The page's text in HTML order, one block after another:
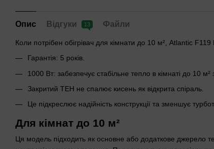
Опис Відгуки 13 Файли
Коли потрібен обігрівач для кімнати до 10 м², Atlantic
Гарантія: 5 років.
1000 Вт: забезпечує стабільне тепло в кімнаті до 10
Закритий ТЕН не спалює кисень як відкрита спіраль.
Це підкреслює надійність конструкції та зменшує
Для кімнат до 10 м²
Ця модель підходить як основне або додаткове джерело